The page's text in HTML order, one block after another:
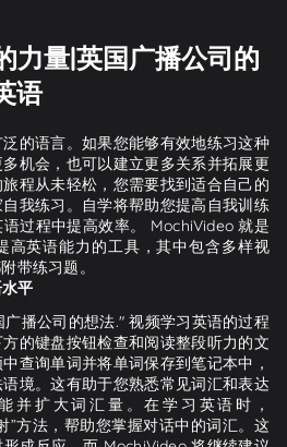
力量|英国广播公司的
语
的语言。如果您能够有效地练习这种
机会，也可以建立更多关系并拓展更
程从未轻松，您需要找到适合自己的
我练习。自学将帮助您提高自我训练
过程中提高效率。 MochiVideo 就是
高英语能力的工具，其中包含多样视
带练习题。
平
播公司的想法." 视频学习英语的过程
的键盘按钮检查和阅读整段听力的文
查询单词并将单词保存到笔记本中，
境。这有助于您熟悉常见词汇和表达
并扩大词汇量。在学习英语时，
”方法，帮助您掌握对话中的词汇。这